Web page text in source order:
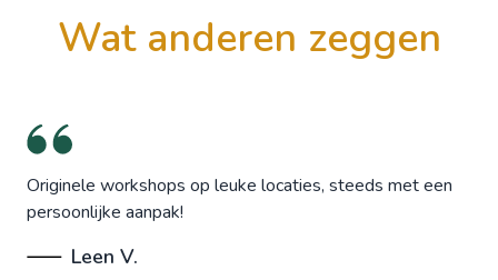
wat anderen zeggen
Originele workshops op leuke locaties, steeds met een
persoonlijke aanpak!
Leen V.